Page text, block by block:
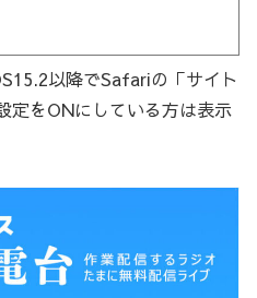
以降でSafariの「サイト
定をONにしている方は表示